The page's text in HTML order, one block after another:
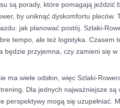
są porady, które pomagają jeździć
by uniknąć dyskomfortu pleców.
jak planować postój. Szlaki-
tempo, ale też logistyka. Czasem
będzie przyjemna, czy zamieni się w
ma wiele odsłon, więc Szlaki-
Dla jednych najważniejsze są
perspektywy mogą się uzupełniać.